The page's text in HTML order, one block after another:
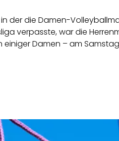
der die Damen-
verpasste, war die
Damen – am